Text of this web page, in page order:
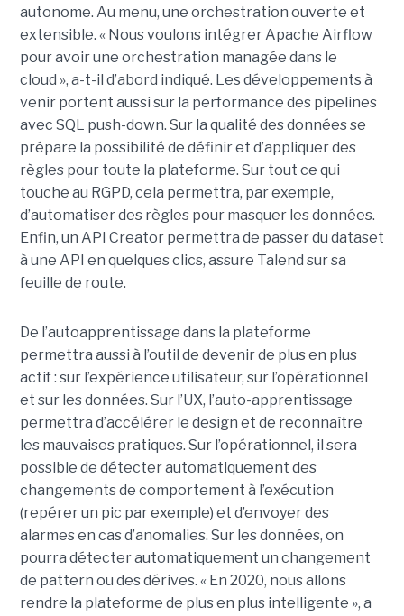
autonome. Au menu, une orchestration ouverte et
extensible. « Nous voulons intégrer Apache Airflow
pour avoir une orchestration managée dans le
cloud », a-t-il d’abord indiqué. Les développements à
venir portent aussi sur la performance des pipelines
avec SQL push-down. Sur la qualité des données se
prépare la possibilité de définir et d’appliquer des
règles pour toute la plateforme. Sur tout ce qui
touche au RGPD, cela permettra, par exemple,
d’automatiser des règles pour masquer les données.
Enfin, un API Creator permettra de passer du dataset
à une API en quelques clics, assure Talend sur sa
feuille de route.
De l’autoapprentissage dans la plateforme
permettra aussi à l’outil de devenir de plus en plus
actif : sur l’expérience utilisateur, sur l’opérationnel
et sur les données. Sur l’UX, l’auto-apprentissage
permettra d’accélérer le design et de reconnaître
les mauvaises pratiques. Sur l’opérationnel, il sera
possible de détecter automatiquement des
changements de comportement à l’exécution
(repérer un pic par exemple) et d’envoyer des
alarmes en cas d’anomalies. Sur les données, on
pourra détecter automatiquement un changement
de pattern ou des dérives. « En 2020, nous allons
rendre la plateforme de plus en plus intelligente », a